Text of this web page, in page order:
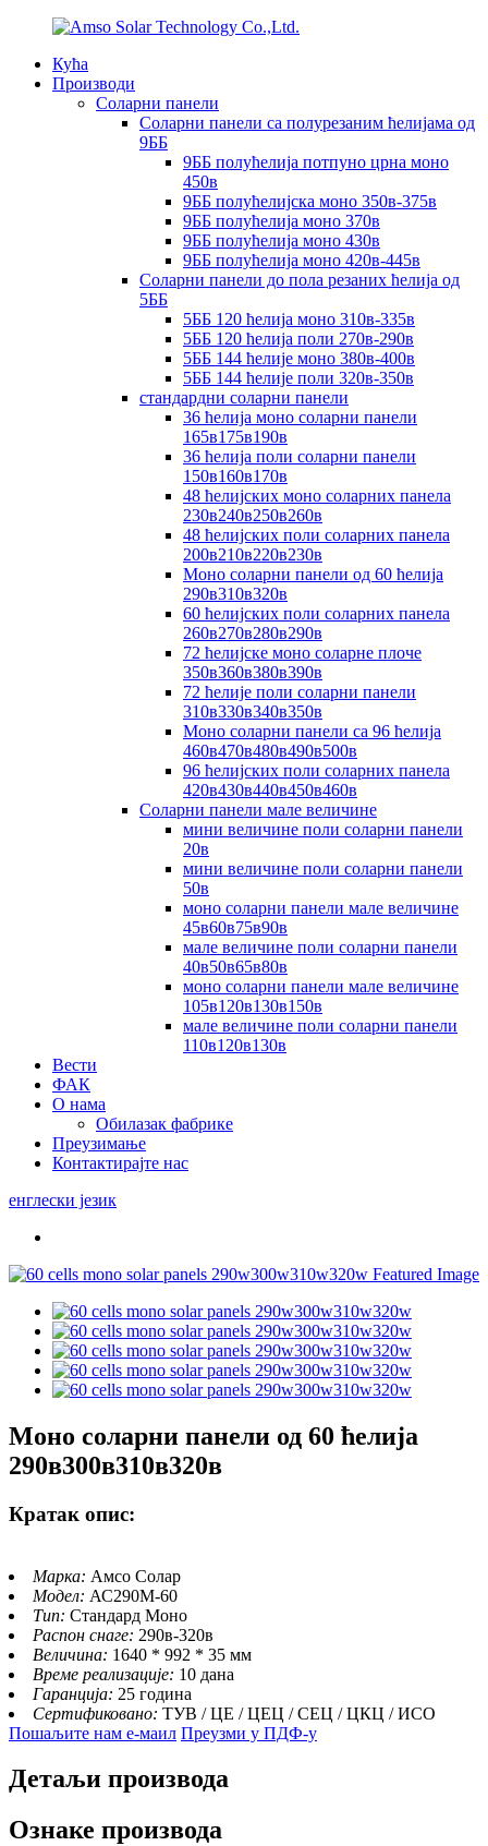
Кућа
Производи
Соларни панели
Соларни панели са полурезаним ћелијама од
9ББ
9ББ полућелија потпуно црна моно
450в
9ББ полућелијска моно 350в-375в
9ББ полућелија моно 370в
9ББ полућелија моно 430в
9ББ полућелија моно 420в-445в
Соларни панели до пола резаних ћелија од
5ББ
5ББ 120 ћелија моно 310в-335в
5ББ 120 ћелија поли 270в-290в
5ББ 144 ћелије моно 380в-400в
5ББ 144 ћелије поли 320в-350в
стандардни соларни панели
36 ћелија моно соларни панели
165в175в190в
36 ћелија поли соларни панели
150в160в170в
48 ћелијских моно соларних панела
230в240в250в260в
48 ћелијских поли соларних панела
200в210в220в230в
Моно соларни панели од 60 ћелија
290в310в320в
60 ћелијских поли соларних панела
260в270в280в290в
72 ћелијске моно соларне плоче
350в360в380в390в
72 ћелије поли соларни панели
310в330в340в350в
Моно соларни панели са 96 ћелија
460в470в480в490в500в
96 ћелијских поли соларних панела
420в430в440в450в460в
Соларни панели мале величине
мини величине поли соларни панели
20в
мини величине поли соларни панели
50в
моно соларни панели мале величине
45в60в75в90в
мале величине поли соларни панели
40в50в65в80в
моно соларни панели мале величине
105в120в130в150в
мале величине поли соларни панели
110в120в130в
Вести
ФАК
О нама
Обилазак фабрике
Преузимање
Контактирајте нас
енглески језик
Моно соларни панели од 60 ћелија
290в300в310в320в
Кратак опис:
Марка: Амсо Солар
Модел: АС290М-60
Тип: Стандард Моно
Распон снаге: 290в-320в
Величина: 1640 * 992 * 35 мм
Време реализације: 10 дана
Гаранција: 25 година
Сертификовано: ТУВ / ЦЕ / ЦЕЦ / СЕЦ / ЦКЦ / ИСО
Пошаљите нам е-маил Преузми у ПДФ-у
Детаљи производа
Ознаке производа